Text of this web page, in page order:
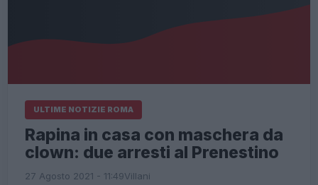
ULTIME NOTIZIE ROMA
Rapina in casa con maschera da
clown: due arresti al Prenestino
27 Agosto 2021 - 11:49Villani